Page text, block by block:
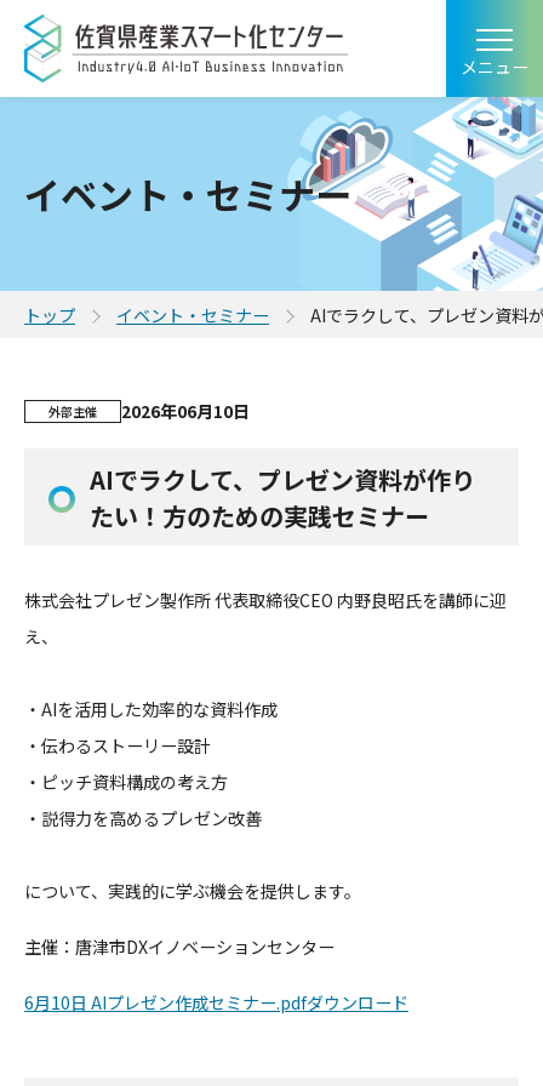
メニュー
イベント・セミナー
トップ イベント・セミナー AIでラクして、プレゼン資料
外部主催 2026年06月10日
AIでラクして、プレゼン資料が作り
たい！方のための実践セミナー
株式会社プレゼン製作所 代表取締役CEO 内野良昭氏を講師に迎
え、
・AIを活用した効率的な資料作成
・伝わるストーリー設計
・ピッチ資料構成の考え方
・説得力を高めるプレゼン改善
について、実践的に学ぶ機会を提供します。
主催：唐津市DXイノベーションセンター
6月10日 AIプレゼン作成セミナー.pdfダウンロード